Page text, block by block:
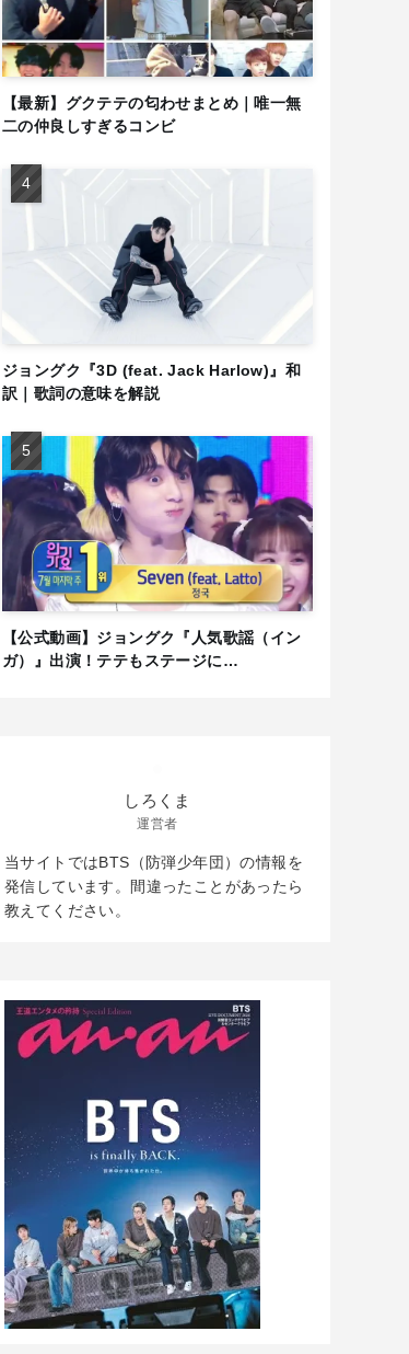
【最新】グクテテの匂わせまとめ｜唯一無
二の仲良しすぎるコンビ
ジョングク『3D (feat. Jack Harlow)』和
訳｜歌詞の意味を解説
【公式動画】ジョングク『人気歌謡（イン
ガ）』出演！テテもステージに…
しろくま
運営者
当サイトではBTS（防弾少年団）の情報を
発信しています。間違ったことがあったら
教えてください。